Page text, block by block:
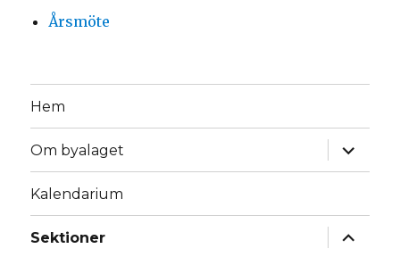
Årsmöte
Hem
Om byalaget
Kalendarium
Sektioner